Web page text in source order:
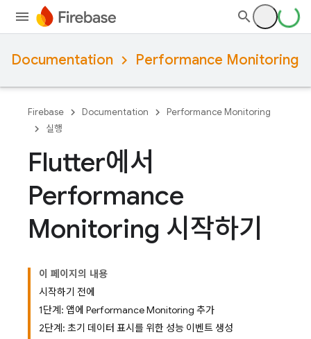
Documentation Performance Monitoring
Firebase Documentation
Performance Monitoring
실행
Flutter에서
Performance
Monitoring 시작하기
이 페이지의 내용
시작하기 전에
1단계: 앱에 Performance Monitoring 추가
2단계: 초기 데이터 표시를 위한 성능 이벤트 생성